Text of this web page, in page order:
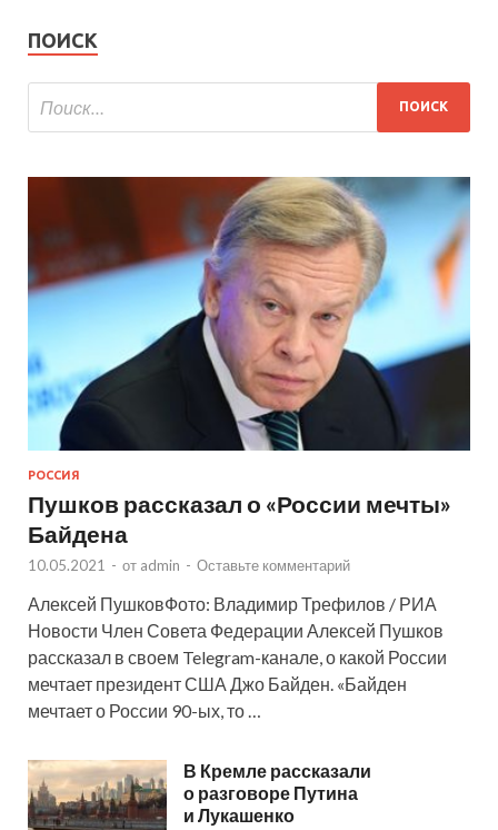
ПОИСК
РОССИЯ
Пушков рассказал о «России мечты»
Байдена
10.05.2021 - от admin - Оставьте комментарий
Алексей ПушковФото: Владимир Трефилов / РИА
Новости Член Совета Федерации Алексей Пушков
рассказал в своем Telegram-канале, о какой России
мечтает президент США Джо Байден. «Байден
мечтает о России 90-ых, то …
В Кремле рассказали
о разговоре Путина
и Лукашенко